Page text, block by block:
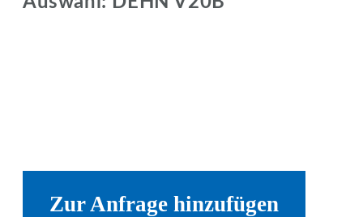
Zur Anfrage hinzufügen